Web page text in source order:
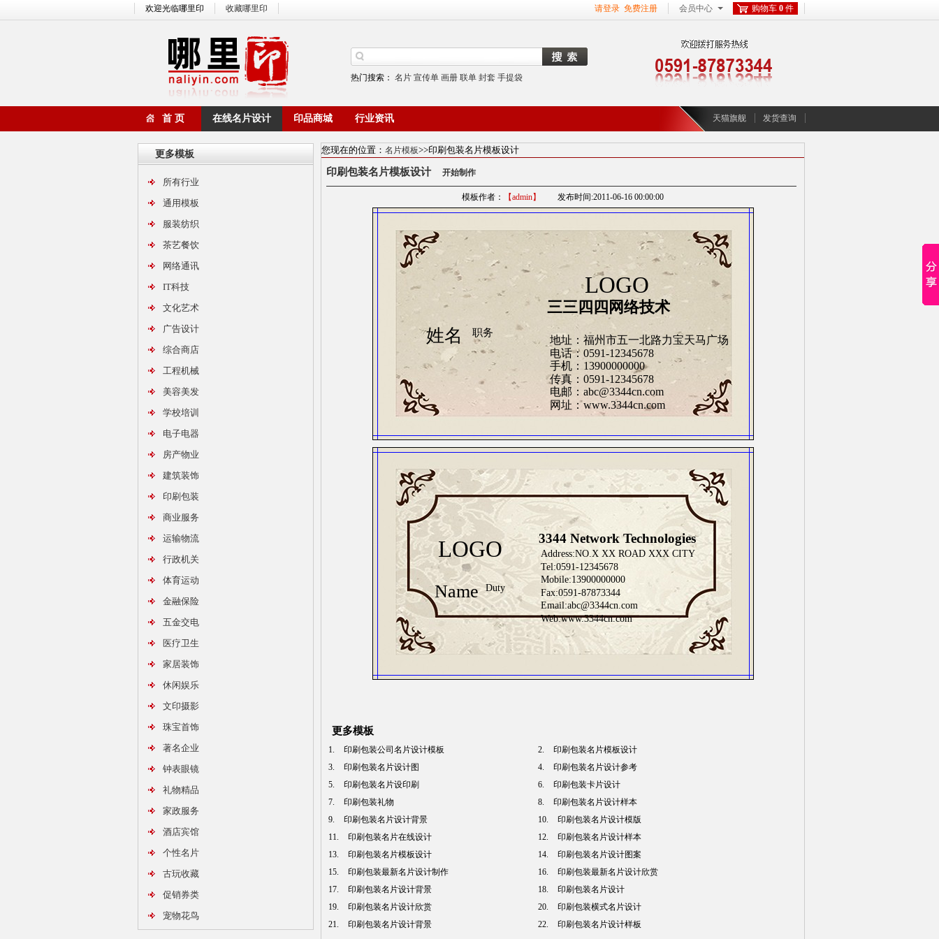
欢迎光临哪里印 收藏哪里印 请登录 免费注册 会员中心 购物车 0 件
热门搜索： 名片 宣传单 画册 联单 封套 手提袋
天猫旗舰 发货查询
首 页 在线名片设计 印品商城 行业资讯
更多模板
所有行业
通用模板
服装纺织
茶艺餐饮
网络通讯
IT科技
文化艺术
广告设计
综合商店
工程机械
美容美发
学校培训
电子电器
房产物业
建筑装饰
印刷包装
商业服务
运输物流
行政机关
体育运动
金融保险
五金交电
医疗卫生
家居装饰
休闲娱乐
文印摄影
珠宝首饰
著名企业
钟表眼镜
礼物精品
家政服务
酒店宾馆
个性名片
古玩收藏
促销券类
宠物花鸟
您现在的位置： 名片模板>>印刷包装名片模板设计
印刷包装名片模板设计 开始制作
模板作者： 【admin】 发布时间:2011-06-16 00:00:00
三三四四网络技术
姓名 职务
地址：福州市五一北路力宝天马广场
电话：0591-12345678
手机：13900000000
传真：0591-12345678
电邮：abc@3344cn.com
网址：www.3344cn.com
LOGO
3344 Network Technologies
Name Duty
Address:NO.X XX ROAD XXX CITY
Tel:0591-12345678
Mobile:13900000000
Fax:0591-87873344
Email:abc@3344cn.com
Web:www.3344cn.com
LOGO
更多模板
1. 印刷包装公司名片设计模板 2.
印刷包装名片模板设计
3.
印刷包装名片设计图 4.
印刷包装名片设计参考
5.
印刷包装名片设印刷 6.
印刷包装卡片设计
7.
印刷包装礼物 8.
印刷包装名片设计样本
9.
印刷包装名片设计背景 10.
印刷包装名片设计模版
11.
印刷包装名片在线设计 12.
印刷包装名片设计样本
13.
印刷包装名片模板设计 14.
印刷包装名片设计图案
15.
印刷包装最新名片设计制作 16.
印刷包装最新名片设计欣赏
17.
印刷包装名片设计背景 18.
印刷包装名片设计
19.
印刷包装名片设计欣赏 20.
印刷包装横式名片设计
21.
印刷包装名片设计背景 22. 印刷包装名片设计样板